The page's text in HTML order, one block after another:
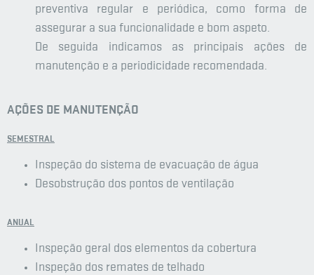
preventiva regular e periódica, como forma de
assegurar a sua funcionalidade e bom aspeto.
De seguida indicamos as principais ações de
manutenção e a periodicidade recomendada.
AÇÕES DE MANUTENÇÃO
SEMESTRAL
Inspeção do sistema de evacuação de água
Desobstrução dos pontos de ventilação
ANUAL
Inspeção geral dos elementos da cobertura
Inspeção dos remates de telhado